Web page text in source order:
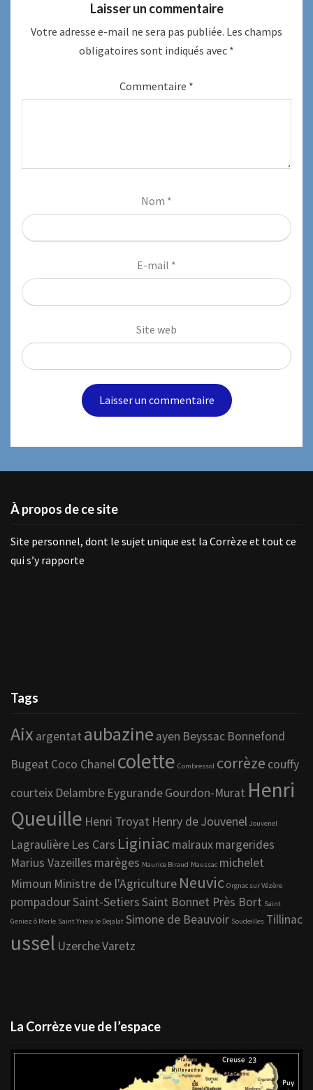
Laisser un commentaire
Votre adresse e-mail ne sera pas publiée. Les champs
obligatoires sont indiqués avec *
Commentaire *
Nom *
E-mail *
Site web
À propos de ce site
Site personnel, dont le sujet unique est la Corrèze et tout ce
qui s’y rapporte
Tags
Aix argentat aubazine ayen Beyssac Bonnefond
Bugeat Coco Chanelcolette Combressol corrèze couffy
courteix Delambre EygurandeGourdon-Murat Henri
Queuille Henri Troyat Henry de Jouvenel Jouvenel
Lagraulière Les Cars Liginiacmalrauxmargerides
Marius Vazeilles marèges Maurice Biraud Maussac michelet
Mimoun Ministre de l'Agriculture Neuvic Orgnac sur Vézère
pompadourSaint-SetiersSaint Bonnet Près Bort Saint
Geniez ô Merle Saint Yrieix le Dejalat Simone de Beauvoir Soudeilles Tillinac
ussel UzercheVaretz
La Corrèze vue de l’espace